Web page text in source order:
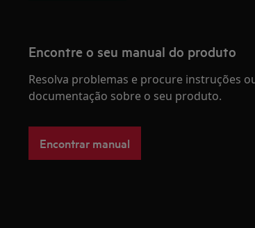
Encontre o seu manual do produto
Resolva problemas e procure instruções
documentação sobre o seu produto.
Encontrar manual